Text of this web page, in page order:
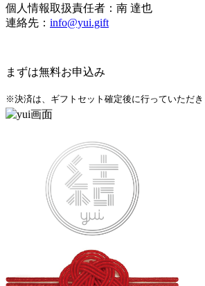
個人情報取扱責任者：南 達也
連絡先： info@yui.gift
まずは無料お申込み
※決済は、ギフトセット確定後に行っていただき